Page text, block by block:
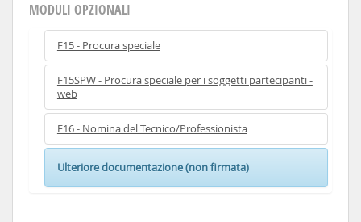
MODULI OPZIONALI
F15 - Procura speciale
F15SPW - Procura speciale per i soggetti partecipanti -
web
F16 - Nomina del Tecnico/Professionista
Ulteriore documentazione (non firmata)